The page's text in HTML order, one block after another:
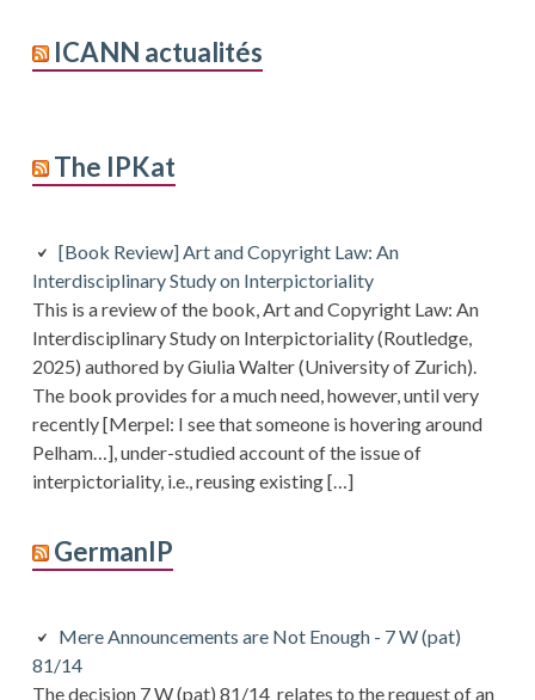
ICANN actualités
The IPKat
[Book Review] Art and Copyright Law: An
Interdisciplinary Study on Interpictoriality
This is a review of the book, Art and Copyright Law: An
Interdisciplinary Study on Interpictoriality (Routledge,
2025) authored by Giulia Walter (University of Zurich).
The book provides for a much need, however, until very
recently [Merpel: I see that someone is hovering around
Pelham…], under-studied account of the issue of
interpictoriality, i.e., reusing existing […]
GermanIP
Mere Announcements are Not Enough - 7 W (pat)
81/14
The decision 7 W (pat) 81/14 relates to the request of an